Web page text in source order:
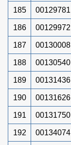
185 00129781
186 00129972
187 00130008
188 00130540
189 00131436
190 00131626
191 00131750
192 00134074